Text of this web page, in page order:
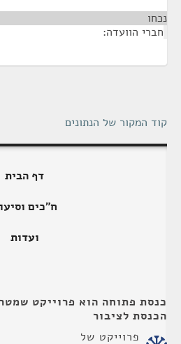
נכחו
חברי הוועדה:
קוד המקור של הנתונים
דף הבית
ח"כים
ועדות
כנסת פתוחה הוא פרוייקט
הכנסת לציבור
פרוייקט של